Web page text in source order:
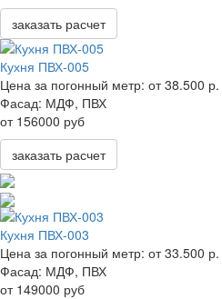
заказать расчет
Кухня ПВХ-005
Цена за погонный метр: от 38.500 р.
Фасад: МДФ, ПВХ
от 156000 руб
заказать расчет
Кухня ПВХ-003
Цена за погонный метр: от 33.500 р.
Фасад: МДФ, ПВХ
от 149000 руб